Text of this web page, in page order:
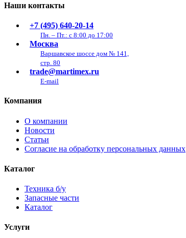
Наши контакты
+7 (495) 640-20-14
Пн. – Пт.: с 8:00 до 17:00
Москва
Варшавское шоссе дом № 141,
стр. 80
trade@martimex.ru
E-mail
Компания
О компании
Новости
Статьи
Согласие на обработку персональных данных
Каталог
Техника б/у
Запасные части
Каталог
Услуги